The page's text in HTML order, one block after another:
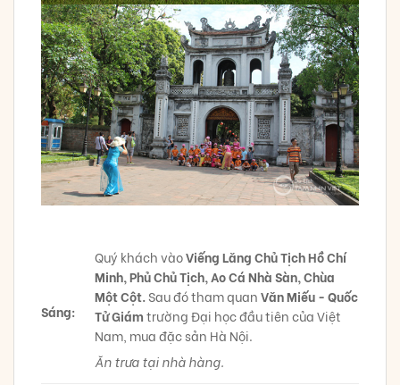
Sáng:
Quý khách vàoViếng Lăng Chủ Tịch Hồ Chí
Minh, Phủ Chủ Tịch, Ao Cá Nhà Sàn, Chùa
Một Cột.Sau đó tham quanVăn Miếu - Quốc
Tử Giámtrường Đại học đầu tiên của Việt
Nam, mua đặc sản Hà Nội.
Ăn trưa tại nhà hàng.